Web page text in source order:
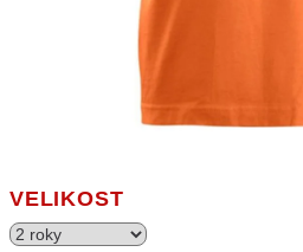
VELIKOST